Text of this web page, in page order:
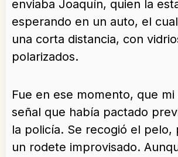
enviaba Joaquín, quien la
esperando en un auto, el
una corta distancia, con
polarizados.
Fue en ese momento, que mi
señal que había pactado
la policía. Se recogió el pelo,
un rodete improvisado.